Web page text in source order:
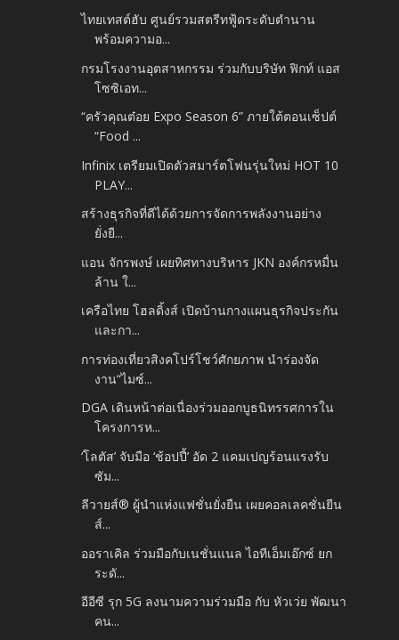
ไทยเทสต์ฮับ ศูนย์รวมสตรีทฟู้ดระดับตำนาน
พร้อมความอ...
กรมโรงงานอุตสาหกรรม ร่วมกับบริษัท ฟิกท์ แอส
โซซิเอท...
“ครัวคุณต๋อย Expo Season 6” ภายใต้ตอนเซ็ปต์
“Food ...
Infinix เตรียมเปิดตัวสมาร์ตโฟนรุ่นใหม่ HOT 10
PLAY...
สร้างธุรกิจที่ดีได้ด้วยการจัดการพลังงานอย่าง
ยั่งยื...
แอน จักรพงษ์ เผยทิศทางบริหาร JKN องค์กรหมื่น
ล้าน ใ...
เครือไทย โฮลดิ้งส์ เปิดบ้านกางแผนธุรกิจประกัน
และกา...
การท่องเที่ยวสิงคโปร์โชว์ศักยภาพ นำร่องจัด
งาน“ไมซ์...
DGA เดินหน้าต่อเนื่องร่วมออกบูธนิทรรศการใน
โครงการห...
‘โลตัส’ จับมือ ‘ช้อปปี้’ อัด 2 แคมเปญร้อนแรงรับ
ซัม...
ลีวายส์® ผู้นำแห่งแฟชั่นยั่งยืน เผยคอลเลคชั่นยีน
ส์...
ออราเคิล ร่วมมือกับเนชั่นแนล ไอทีเอ็มเอ๊กซ์ ยก
ระดั...
อีอีซี รุก 5G ลงนามความร่วมมือ กับ หัวเว่ย พัฒนา
คน...